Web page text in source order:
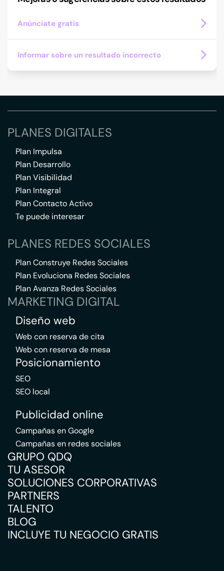
Anúnciate gratis
Informar sobre un resultado incorrecto
PLANES DIGITALES
Plan Impulsa
Plan Desarrollo
Plan Visibilidad
Plan Integral
Plan Contacto Activo
Te puede interesar
PLANES REDES SOCIALES
Plan Construye Redes Sociales
Plan Evoluciona Redes Sociales
Plan Avanza Redes Sociales
MARKETING DIGITAL
Diseño web
Web con reserva de cita
Web con reserva de mesa
Posicionamiento
SEO
SEO local
Publicidad online
Campañas en Google
Campañas en redes sociales
GRUPO QDQ
TU ASESOR
SOLUCIONES CORPORATIVAS
PARTNERS
TALENTO
BLOG
INCLUYE TU NEGOCIO GRATIS